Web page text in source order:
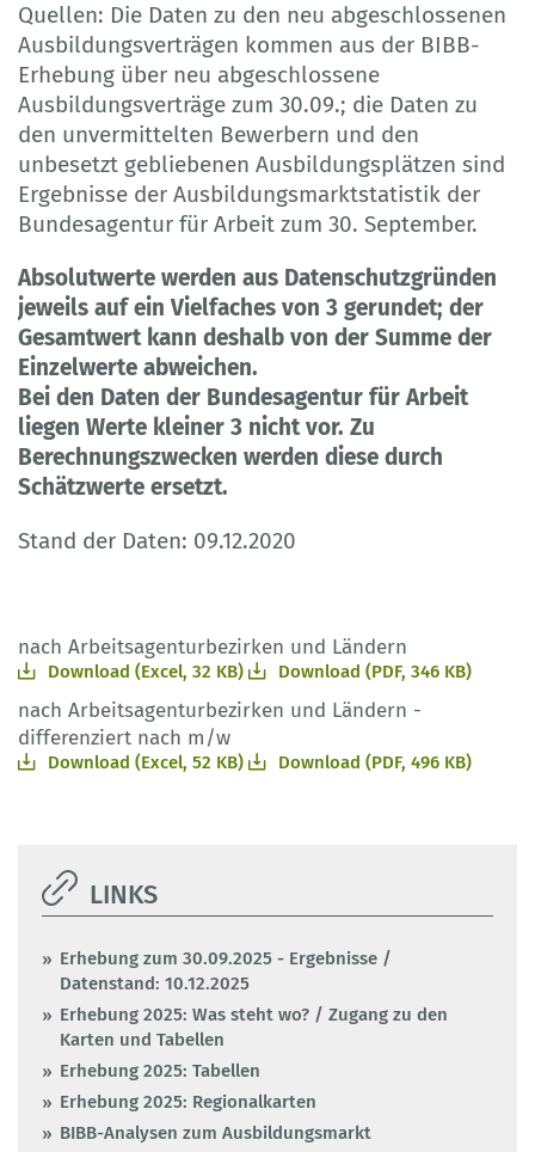
Quellen: Die Daten zu den neu abgeschlossenen
Ausbildungsverträgen kommen aus der BIBB-
Erhebung über neu abgeschlossene
Ausbildungsverträge zum 30.09.; die Daten zu
den unvermittelten Bewerbern und den
unbesetzt gebliebenen Ausbildungsplätzen sind
Ergebnisse der Ausbildungsmarktstatistik der
Bundesagentur für Arbeit zum 30. September.
Absolutwerte werden aus Datenschutzgründen
jeweils auf ein Vielfaches von 3 gerundet; der
Gesamtwert kann deshalb von der Summe der
Einzelwerte abweichen.
Bei den Daten der Bundesagentur für Arbeit
liegen Werte kleiner 3 nicht vor. Zu
Berechnungszwecken werden diese durch
Schätzwerte ersetzt.
Stand der Daten: 09.12.2020
nach Arbeitsagenturbezirken und Ländern
Download (Excel, 32 KB) Download (PDF, 346 KB)
nach Arbeitsagenturbezirken und Ländern -
differenziert nach m/w
Download (Excel, 52 KB) Download (PDF, 496 KB)
LINKS
Erhebung zum 30.09.2025 - Ergebnisse /
Datenstand: 10.12.2025
Erhebung 2025: Was steht wo? / Zugang zu den
Karten und Tabellen
Erhebung 2025: Tabellen
Erhebung 2025: Regionalkarten
BIBB-Analysen zum Ausbildungsmarkt